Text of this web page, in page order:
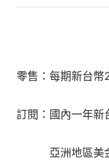
零售：每期新台幣
訂閱：國內一年新
亞洲地區美金